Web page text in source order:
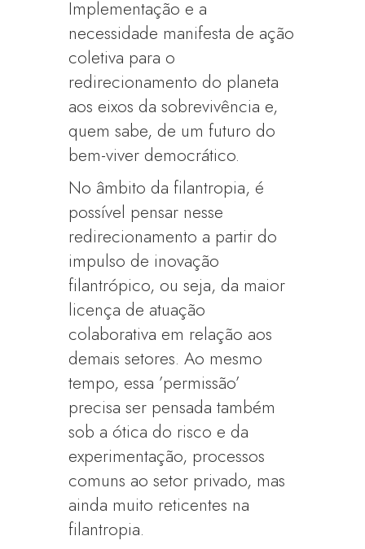
Implementação e a
necessidade manifesta de ação
coletiva para o
redirecionamento do planeta
aos eixos da sobrevivência e,
quem sabe, de um futuro do
bem-viver democrático.
No âmbito da filantropia, é
possível pensar nesse
redirecionamento a partir do
impulso de inovação
filantrópico, ou seja, da maior
licença de atuação
colaborativa em relação aos
demais setores. Ao mesmo
tempo, essa ’permissão’
precisa ser pensada também
sob a ótica do risco e da
experimentação, processos
comuns ao setor privado, mas
ainda muito reticentes na
filantropia.